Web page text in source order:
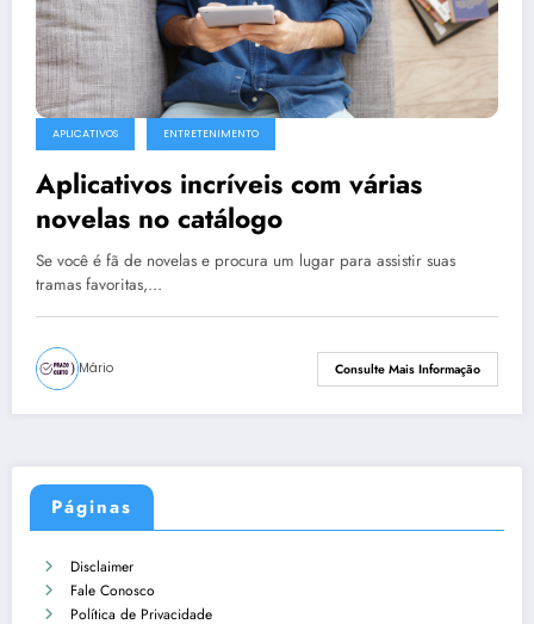
APLICATIVOS ENTRETENIMENTO
Aplicativos incríveis com várias
novelas no catálogo
Se você é fã de novelas e procura um lugar para assistir suas
tramas favoritas,…
Mário Consulte Mais Informação
Páginas
Disclaimer
Fale Conosco
Política de Privacidade